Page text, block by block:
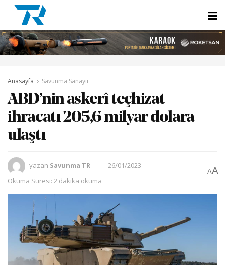
Anasayfa Savunma Sanayii
ABD’nin askerî teçhizat
ihracatı 205,6 milyar dolara
ulaştı
yazan Savunma TR
26/01/2023
Okuma Süresi: 2 dakika okuma
AA